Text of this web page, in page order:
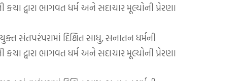
દ્વારા ભાગવત ધર્મ અને સદાચાર મૂલ્યોની પ્રેરણા
સંતપરંપરામાં દિક્ષિત સાધુ, સનાતન ધર્મની
દ્વારા ભાગવત ધર્મ અને સદાચાર મૂલ્યોની પ્રેરણા